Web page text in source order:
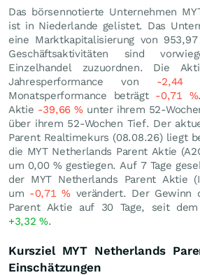
Das börsennotierte Unternehmen
ist in Niederlande gelistet. Das
eine Marktkapitalisierung von
Geschäftsaktivitäten sind
Einzelhandel zuzuordnen. Die
Jahresperformance von -
Monatsperformance beträgt -0,71 %
Aktie -39,66%unter ihrem 52-
über ihrem 52-Wochen Tief. Der
Parent Realtimekurs (08.08.26) liegt
die MYT Netherlands Parent Aktie
um 0,00 %gestiegen. Auf 7 Tage
der MYT Netherlands Parent Aktie
um -0,71%verändert. Der Gewinn
Parent Aktie auf 30 Tage, seit
+3,32%.
Kursziel MYT Netherlands
Einschätzungen